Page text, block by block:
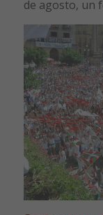
de agosto, un